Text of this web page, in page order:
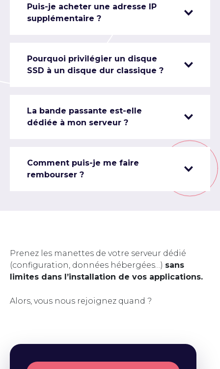
Puis-je acheter une adresse IP
supplémentaire ?
Pourquoi privilégier un disque
SSD à un disque dur classique ?
La bande passante est-elle
dédiée à mon serveur ?
Comment puis-je me faire
rembourser ?
Prenez les manettes de votre serveur dédié
(configuration, données hébergées…) sans
limites dans l’installation de vos applications.
Alors, vous nous rejoignez quand ?